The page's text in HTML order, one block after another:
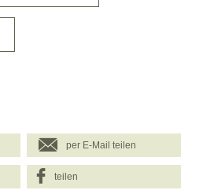
per E-Mail teilen
teilen